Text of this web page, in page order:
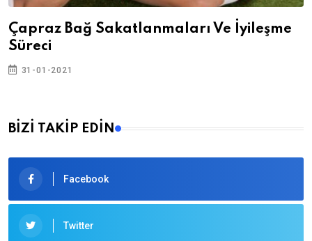
Çapraz Bağ Sakatlanmaları Ve İyileşme
Süreci
31-01-2021
BİZİ TAKİP EDİN
Facebook
Twitter